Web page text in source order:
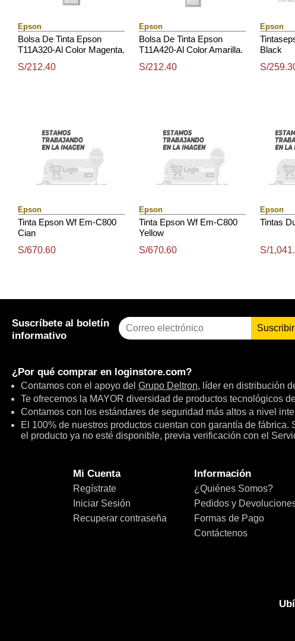
Epson
Bolsa De Tinta Epson
T11A320-Al Color Magenta.
S/212.40
Epson
Bolsa De Tinta Epson
T11A420-Al Color Amarilla.
S/212.40
Epson
Black
S/
Epson
Tinta Epson Wf Em-C800
Cian
S/670.60
Epson
Tinta Epson Wf Em-C800
Yellow
S/670.60
Epson
Tintas
S/
Suscríbete al boletín
informativo
¿Por qué comprar en loginstore.com?
Contamos con el apoyo del Grupo Deltron, líder en distribución
Te ofrecemos la MAYOR diversidad de productos tecnológicos
Contamos con los estándares de seguridad más altos a nivel
El 100% de nuestros productos cuentan con garantía de
el producto ya no esté disponible, previa verificación con el
Mi Cuenta
Regístrate
Iniciar Sesión
Recuperar contraseña
Información
¿Quiénes Somos?
Pedidos y
Formas de Pago
Contáctenos